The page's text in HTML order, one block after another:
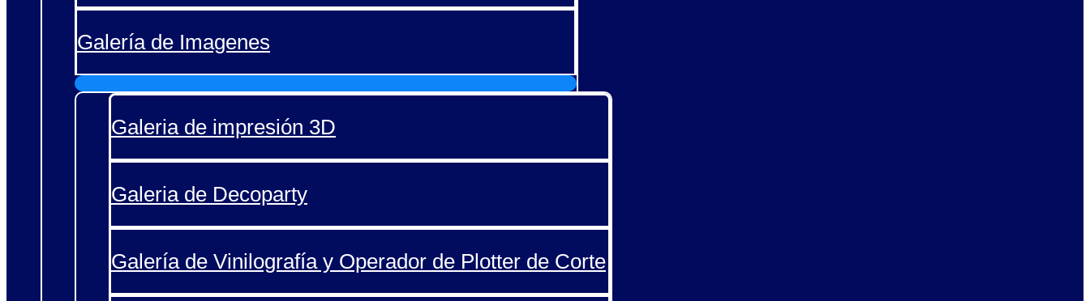
Galería de Imagenes
Galeria de impresión 3D
Galeria de Decoparty
Galería de Vinilografía y Operador de Plotter de Corte